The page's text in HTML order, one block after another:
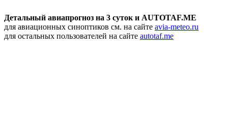
Детальный авиапрогноз на 3 суток и AUTOTAF.ME
для авиационных синоптиков см. на сайте avia-meteo.ru
для остальных пользователей на сайте autotaf.me